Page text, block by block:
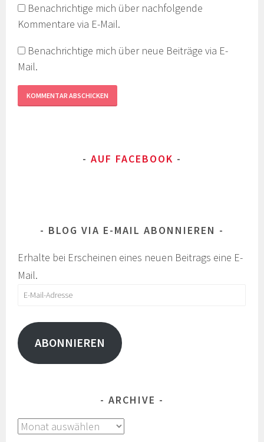
Benachrichtige mich über nachfolgende
Kommentare via E-Mail.
Benachrichtige mich über neue Beiträge via E-
Mail.
AUF FACEBOOK
BLOG VIA E-MAIL ABONNIEREN
Erhalte bei Erscheinen eines neuen Beitrags eine E-
Mail.
E-
Adresse
ABONNIEREN
ARCHIVE
Archive